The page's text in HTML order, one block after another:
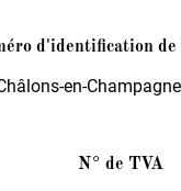
d'identification
en-
N° de TVA